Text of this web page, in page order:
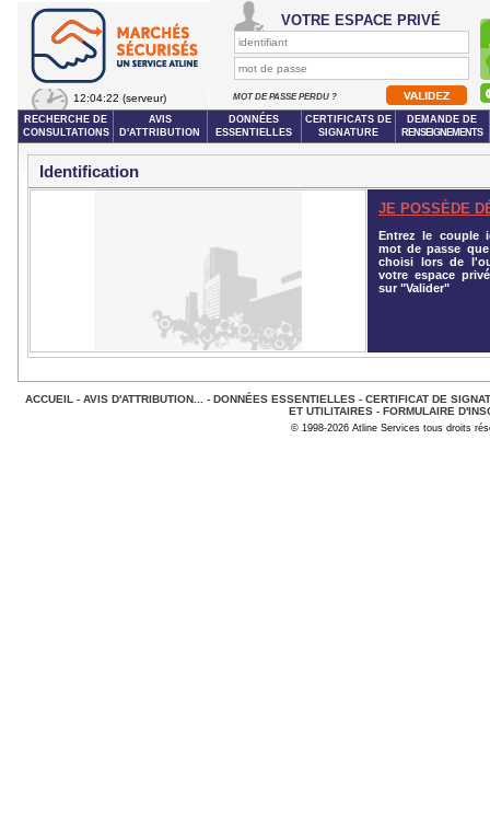
12:04:22 (serveur)
VOTRE ESPACE PRIVÉ
MOT DE PASSE PERDU ?
RECHERCHE DE
CONSULTATIONS
AVIS
D'ATTRIBUTION
DONNÉES
ESSENTIELLES
CERTIFICATS DE
SIGNATURE
DEMANDE DE
RENSEIGNEMENTS
Identification
JE POSSÈDE
Entrez le couple
mot de passe
choisi lors de
votre espace
sur "Valider"
ACCUEIL - AVIS D'ATTRIBUTION... - DONNÉES ESSENTIELLES- CERTIFICAT DE
ET UTILITAIRES - FORMULAIRE
© 1998-2026 Atline Services tous droits